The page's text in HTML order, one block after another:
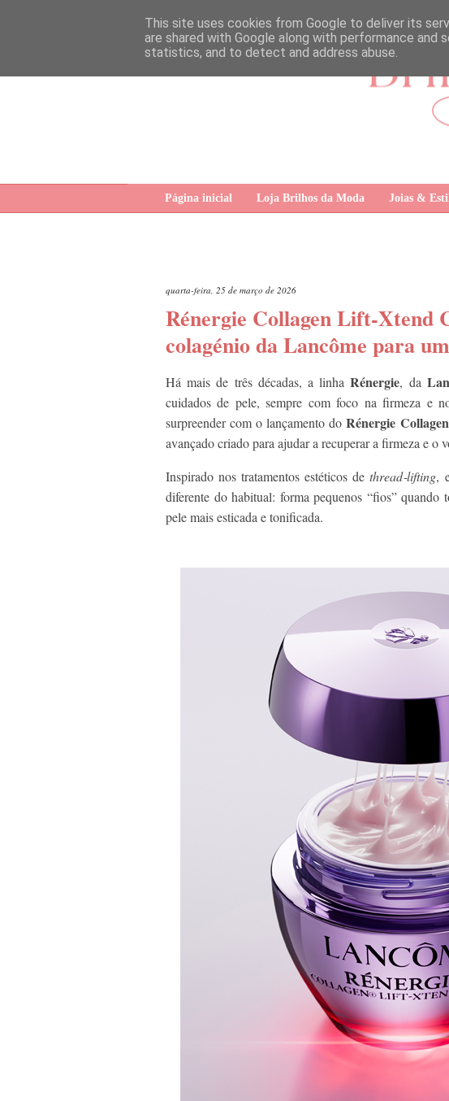
Página inicial Loja Brilhos da Moda Joias &
quarta-feira, 25 de março de 2026
Rénergie Collagen Lift-Xtend
colagénio da Lancôme para
Há mais de três décadas, a linhaRénergie, da
cuidados de pele, sempre com foco na firmeza e
surpreender com o lançamento doRénergie
avançado criado para ajudar a recuperar a firmeza e o
Inspirado nos tratamentos estéticos dethread‑lifting,
diferente do habitual: forma pequenos “fios” quando
pele mais esticada e tonificada.
This site uses cookies from Google to deliver its
are shared with Google along with performance
statistics, and to detect and address abuse.